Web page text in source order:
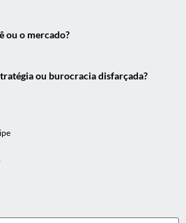
ou o mercado?
ou burocracia disfarçada?